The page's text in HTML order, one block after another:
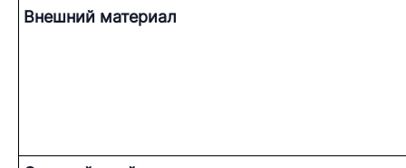
Внешний материал